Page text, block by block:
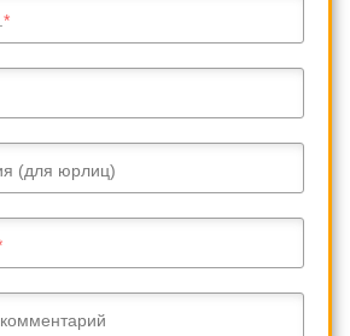
(для юрлиц)